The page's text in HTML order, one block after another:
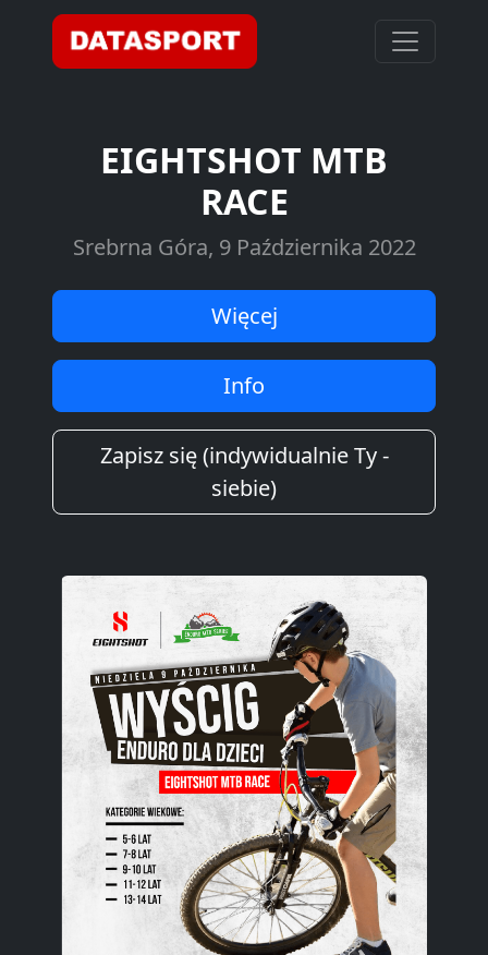
EIGHTSHOT MTB
RACE
Srebrna Góra, 9 Października 2022
Więcej
Info
Zapisz się (indywidualnie Ty -
siebie)